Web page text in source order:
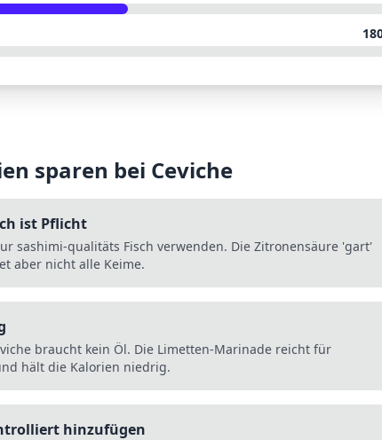
sparen bei Ceviche
ist Pflicht
sashimi-qualitäts Fisch verwenden. Die Zitronensäure 'gart'
aber nicht alle Keime.
braucht kein Öl. Die Limetten-Marinade reicht für
hält die Kalorien niedrig.
hinzufügen